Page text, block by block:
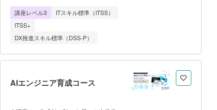
⽤は最⼤70%が給付⾦として⽀給されます
（厚労省教育訓練⽀援制度適⽤、2025年4
月1日現在）。 ・平均受講期間は４～
ない」という課題を解決し、顧客課題の整
理から適切な技術選定、KPI設計、ロード
までを独力で完遂できる状態を目指しま
で「AIプロジェクトを企画し、運用フェー
目的としています。 【学習項目／
学習の流れ】 全8週間のカリキュラム
講座レベル3
ITスキル標準（ITSS）
ITSS+
DX推進スキル標準（DSS-P）
AIエンジニア育成コース